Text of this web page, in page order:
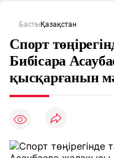
БастыҚазақстан
Спорт
Бибісара
қысқарғанын